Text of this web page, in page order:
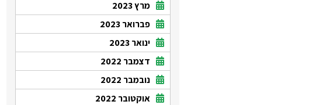
מרץ 2023
פברואר 2023
ינואר 2023
דצמבר 2022
נובמבר 2022
אוקטובר 2022